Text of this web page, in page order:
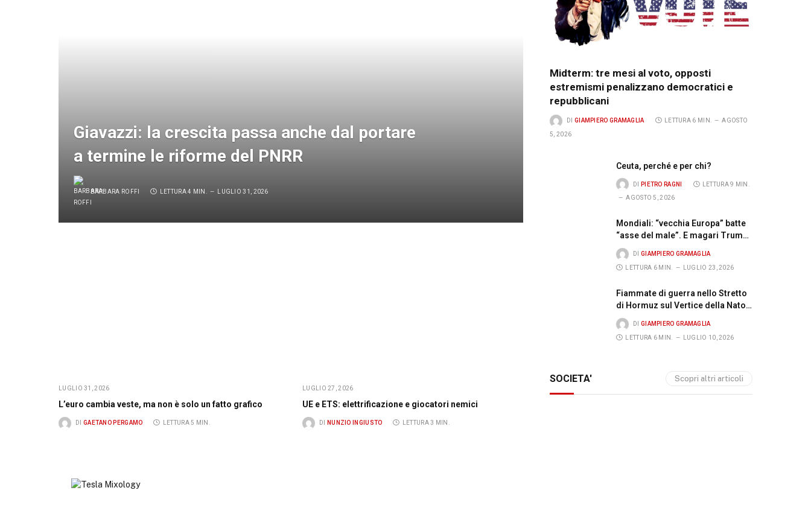
Giavazzi: la crescita passa anche dal portare
a termine le riforme del PNRR
BARBARA ROFFI LETTURA 4 MIN. LUGLIO 31, 2026
LUGLIO 31, 2026
L’euro cambia veste, ma non è solo un fatto grafico
DI GAETANO PERGAMO LETTURA 5 MIN.
LUGLIO 27, 2026
UE e ETS: elettrificazione e giocatori nemici
DI NUNZIO INGIUSTO LETTURA 3 MIN.
Midterm: tre mesi al voto, opposti
estremismi penalizzano democratici e
repubblicani
DI GIAMPIERO GRAMAGLIA LETTURA 6 MIN. AGOSTO
5, 2026
Ceuta, perché e per chi?
DI PIETRO RAGNI LETTURA 9 MIN.
AGOSTO 5, 2026
Mondiali: “vecchia Europa” batte
“asse del male”. E magari Trump
ci libera pure di Infantino
DI GIAMPIERO GRAMAGLIA
LETTURA 6 MIN. LUGLIO 23, 2026
Fiammate di guerra nello Stretto
di Hormuz sul Vertice della Nato,
dove Trump e gli europei non
rompono e confermano il
sostegno all’Ucraina
DI GIAMPIERO GRAMAGLIA
LETTURA 6 MIN. LUGLIO 10, 2026
SOCIETA' Scopri altri articoli